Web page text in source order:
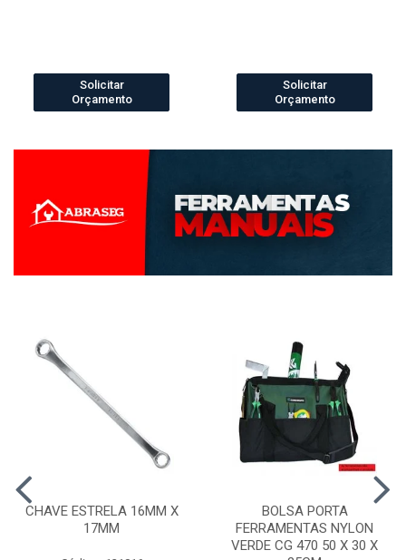
Solicitar
Orçamento
Solicitar
Orçamento
CHAVE ESTRELA 16MM X
17MM
BOLSA PORTA
FERRAMENTAS NYLON
VERDE CG 470 50 X 30 X